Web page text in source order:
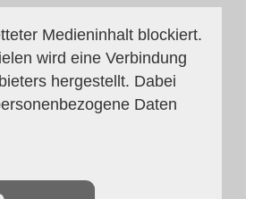
Medieninhalt blockiert.
wird eine Verbindung
hergestellt. Dabei
Daten